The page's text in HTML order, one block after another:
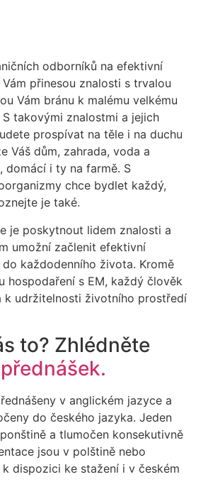
odborníků na efektivní
přinesou znalosti s trvalou
Vám bránu k malému velkému
takovými znalostmi a jejich
prospívat na těle i na duchu
Váš dům, zahrada, voda a
domácí i ty na farmě. S
chce bydlet každý,
je také.
je poskytnout lidem znalosti a
umožní začlenit efektivní
každodenního života. Kromě
hospodaření s EM, každý člověk
k udržitelnosti životního prostředí
to? Zhlédněte
v anglickém jazyce a
do českého jazyka. Jeden
a tlumočen konsekutivně
jsou v polštině nebo
dispozici ke stažení i v českém